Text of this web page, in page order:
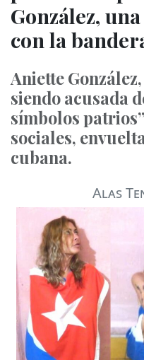
González,
con la
Aniette
siendo acusada
símbolos
sociales,
cubana.
Alas